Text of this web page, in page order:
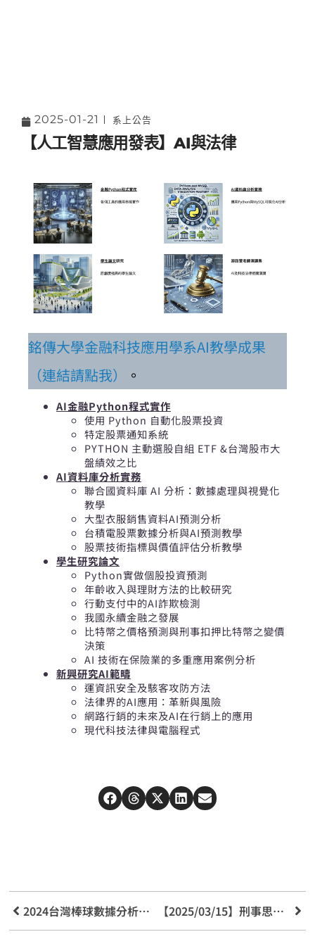
2025-01-21 系上公告
【人工智慧應用發表】AI與法律
銘傳大學金融科技應用學系AI教學成果
（連結請點我）
。
AI金融Python程式實作
使用 Python 自動化股票投資
特定股票通知系統
PYTHON 主動選股自組 ETF &台灣股市大
盤績效之比
AI資料庫分析實務
聯合國資料庫 AI 分析：數據處理與視覺化
教學
大型衣服銷售資料AI預測分析
台積電股票數據分析與AI預測教學
股票技術指標與價值評估分析教學
學生研究論文
Python實做個股投資預測
年齡收入與理財方法的比較研究
行動支付中的AI詐欺檢測
我國永續金融之發展
比特幣之價格預測與刑事扣押比特幣之變價
決策
AI 技術在保險業的多重應用案例分析
新興研究AI範疇
運資訊安全及駭客攻防方法
法律界的AI應用：革新與風險
網路行銷的未來及AI在行銷上的應用
現代科技法律與電腦程式
2024台灣棒球數據分析競賽決賽 【2025/03/15】刑事思潮之奔騰系列（七)「刑事法之回顧與展望」學術研討會